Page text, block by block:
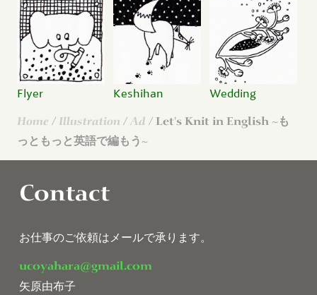
Flyer Keshihan Wedding
Home / Illustration / Ad / Let's Knit in English ~も
っともっと英語で編もう~
Contact
お仕事のご依頼はメールで承ります。
ucoyahara@gmail.com
矢原由布子